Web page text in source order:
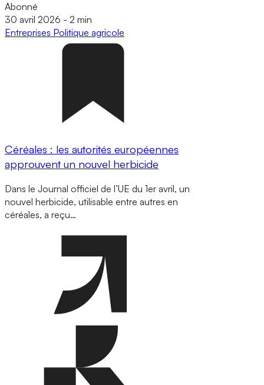
Abonné
30 avril 2026 - 2 min
Entreprises Politique agricole
Céréales : les autorités européennes
approuvent un nouvel herbicide
Dans le Journal officiel de l’UE du 1er avril, un
nouvel herbicide, utilisable entre autres en
céréales, a reçu…